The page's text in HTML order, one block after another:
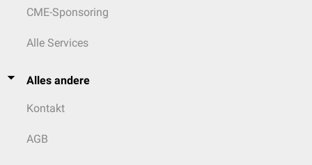
CME-Sponsoring
Alle Services
Alles andere
Kontakt
AGB